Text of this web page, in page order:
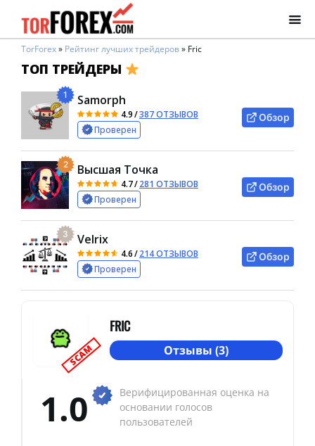
TorForex» Рейтинг лучших трейдеров» Fric
ТОП ТРЕЙДЕРЫ
1 Samorph
4.9/387 ОТЗЫВОВ
Проверен
Обзор
2 Высшая Точка
4.7/281 ОТЗЫВОВ
Проверен
Обзор
3 Velrix
4.6/214 ОТЗЫВОВ
Проверен
Обзор
SCAM
FRIC
Отзывы (3)
1.0
Верифицированная оценка на
основании голосов
пользователей